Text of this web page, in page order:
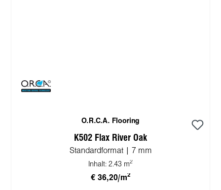
O.R.C.A. Flooring
K502 Flax River Oak
Standardformat | 7 mm
Inhalt: 2.43 m2
€ 36,20/m2